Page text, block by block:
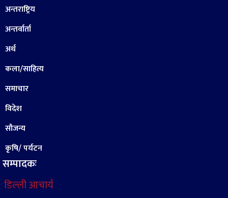
अन्तराष्ट्रिय
अन्तर्वार्ता
अर्थ
कला/साहित्य
समाचार
विदेश
सौजन्य
कृषि/ पर्यटन
सम्पादकः
डिल्ली आचार्य